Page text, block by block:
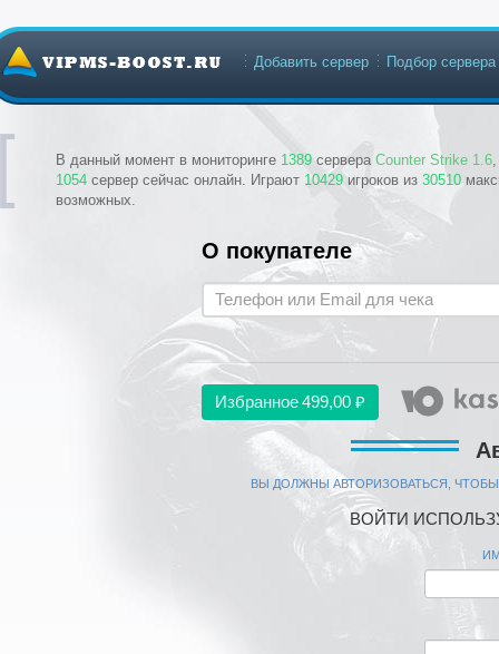
В данный момент в мониторинге 1389 сервера Counter Strike 1.6
1054 сервер сейчас онлайн. Играют 10429 игроков из 30510
возможных.
Добавить сервер Подбор сервера
О покупателе
Избранное499,00 ₽
ВЫ ДОЛЖНЫ АВТОРИЗОВАТЬСЯ,
ВОЙТИ